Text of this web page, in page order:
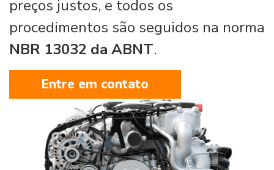
preços justos, e todos os
procedimentos são seguidos na norma
NBR 13032 da ABNT.
Entre em contato